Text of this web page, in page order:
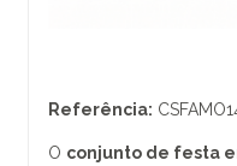
Referência:
O conjunto de festa